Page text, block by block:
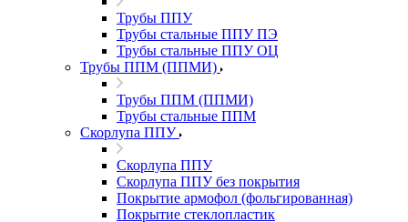
Трубы ППУ
Трубы стальные ППУ ПЭ
Трубы стальные ППУ ОЦ
Трубы ППМ (ППМИ)
Трубы ППМ (ППМИ)
Трубы стальные ППМ
Скорлупа ППУ
Скорлупа ППУ
Скорлупа ППУ без покрытия
Покрытие армофол (фольгированная)
Покрытие стеклопластик